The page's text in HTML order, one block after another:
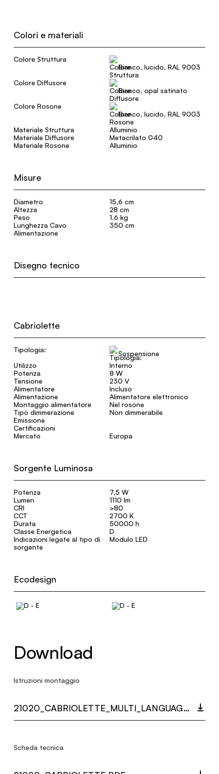
Colori e materiali
Colore Struttura
Bianco, lucido, RAL 9003
Colore Diffusore
Bianco, opal satinato
Colore Rosone
Bianco, lucido, RAL 9003
Materiale Struttura
Alluminio
Materiale Diffusore
Metacrilato 040
Materiale Rosone
Alluminio
Misure
Diametro
15,6 cm
Altezza
28 cm
Peso
1.6 kg
Lunghezza Cavo
Alimentazione
350 cm
Disegno tecnico
Cabriolette
Tipologia:
Sospensione
Utilizzo
Interno
Potenza
8 W
Tensione
230 V
Alimentatore
Incluso
Alimentazione
Alimentatore elettronico
Montaggio alimentatore
Nel rosone
Tipo dimmerazione
Non dimmerabile
Emissione
Certificazioni
Mercato
Europa
Sorgente Luminosa
Potenza
7,5 W
Lumen
1110 lm
CRI
>80
CCT
2700 K
Durata
50000 h
Classe Energetica
D
Indicazioni legate al tipo di
sorgente
Modulo LED
Ecodesign
Download
Istruzioni montaggio
21020_CABRIOLETTE_MULTI_LANGUAGE_9532_INST.PDF
Scheda tecnica